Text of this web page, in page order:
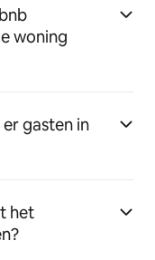
woning
gasten in
het